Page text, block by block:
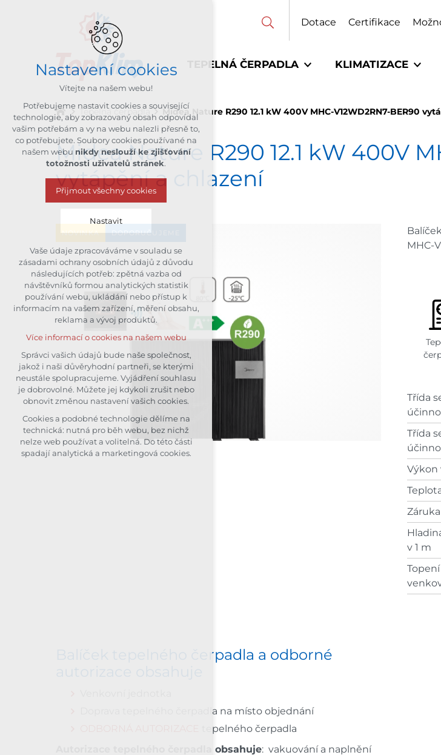
Dotace Certifikace
TEPELNÁ ČERPADLA KLIMATIZACE
Tepelná čerpadla Midea Nature R290 12.1 kW 400V MHC-V12WD2RN7-BER90
Midea Nature R290 12.1 kW 400V
vytápění a chlazení
NOVINKA DOPORUČUJEME
MHC-
Třída
Třída
Výkon
Záruka
v 1 m
Balíček tepelného čerpadla a odborné
Doprava tepelného čerpadla na místo objednání
tepelného čerpadla
Autorizace tepelného čerpadla obsahuje: vakuování a naplnění
Nastavení cookies
Vítejte na našem webu!
Potřebujeme nastavit cookies a související
technologie, aby zobrazovaný obsah odpovídal
vašim potřebám a vy na webu nalezli přesně to,
co potřebujete. Soubory cookies používané na
našem webu nikdy neslouží ke zjišťování
totožnosti uživatelů stránek.
Přijmout všechny cookies
Nastavit
Technická cookies
nutná pro provozování webu
udržení kontextu stránek (session):
případná přihlášení, volby jazyka,
apod.
analytická pro anonymizované
vyhodnocení návštěvnosti
marketingová cookies (Google)
Více informací o cookies na našem webu
Přijmout všechny cookies
Odmítnout vše
Vaše údaje zpracováváme v souladu se
zásadami ochrany osobních údajů z důvodu
následujících potřeb: zpětná vazba od
návštěvníků formou analytických statistik
používání webu, ukládání nebo přístup k
informacím na vašem zařízení, měření obsahu,
reklama a vývoj produktů.
Více informací o cookies na našem webu
Správci vašich údajů bude naše společnost,
jakož i naši důvěryhodní partneři, se kterými
neustále spolupracujeme. Vyjádření souhlasu
je dobrovolné. Můžete jej kdykoli zrušit nebo
obnovit změnou nastavení vašich cookies.
Cookies a podobné technologie dělíme na
technická: nutná pro běh webu, bez nichž
nelze web používat a volitelná. Do této části
spadají analytická a marketingová cookies.